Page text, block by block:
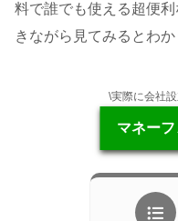
料で誰でも使える超便
きながら見てみるとわか
\実際に会社
マネー